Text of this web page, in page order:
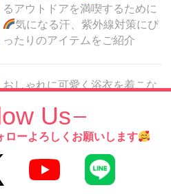
るアウトドアを満喫するために
気になる汗、紫外線対策にぴ
ったりのアイテムをご紹介
おしゃれに可愛く浴衣を着こな
だけじゃない！GUNZEおすす
め！浴衣のインナーをご紹介
履くだけ簡単脚ケア最強アイテ
Us
ローよろしくお願いします